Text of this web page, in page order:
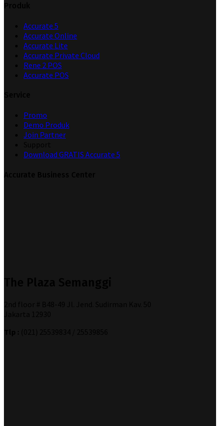
Accurate 5
Accurate Online
Accurate Lite
Accurate Private Cloud
Rene 2 POS
Accurate POS
Promo
Demo Produk
Join Partner
Download GRATIS Accurate 5